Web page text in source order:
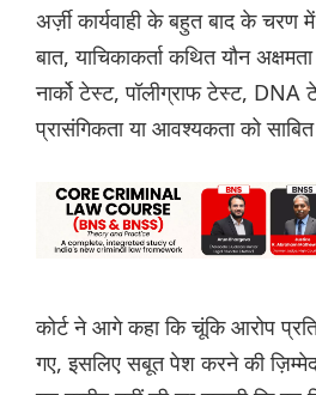
अर्ज़ी कार्यवाही के बहुत बाद के चरण
बात, याचिकाकर्ता कथित यौन
नार्को टेस्ट, पॉलीग्राफ टेस्ट, DNA
प्रासंगिकता या आवश्यकता को
कोर्ट ने आगे कहा कि चूंकि आरोप
गए, इसलिए सबूत पेश करने की